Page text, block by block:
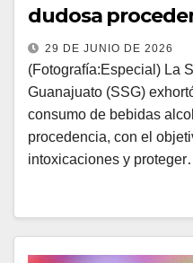
dudosa
29 DE JUNIO DE 2026
(Fotografía:Especial) La
Guanajuato (SSG)
consumo de bebidas
procedencia, con el
intoxicaciones y